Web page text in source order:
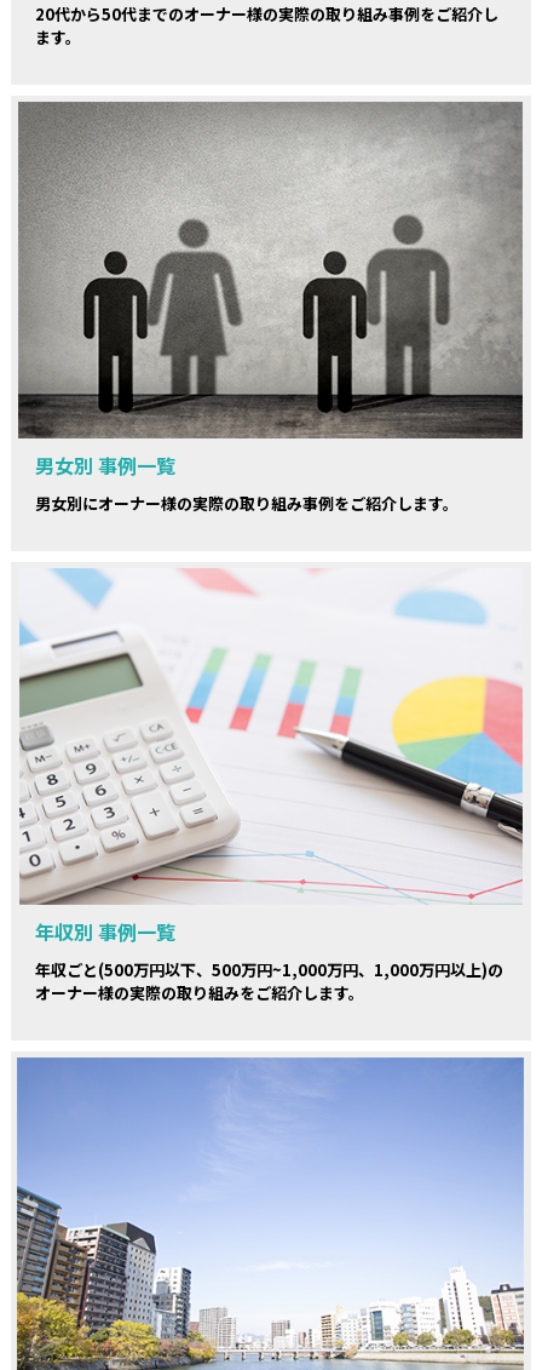
20代から50代までのオーナー様の実際の取り組み事例をご紹介し
ます。
男女別 事例一覧
男女別にオーナー様の実際の取り組み事例をご紹介します。
年収別 事例一覧
年収ごと(500万円以下、500万円~1,000万円、1,000万円以上)の
オーナー様の実際の取り組みをご紹介します。